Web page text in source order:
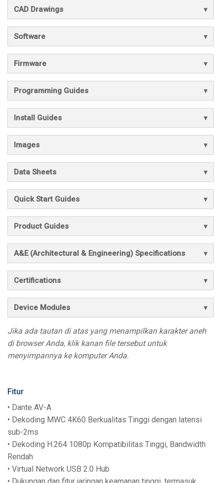
CAD Drawings
Software
Firmware
Programming Guides
Install Guides
Images
Data Sheets
Quick Start Guides
Product Guides
A&E (Architectural & Engineering) Specifications
Certifications
Device Modules
Jika ada tautan di atas yang menampilkan karakter aneh
di browser Anda, klik kanan file tersebut untuk
menyimpannya ke komputer Anda.
Fitur
• Dante AV-A
• Dekoding MWC 4K60 Berkualitas Tinggi dengan latensi
sub-2ms
• Dekoding H.264 1080p Kompatibilitas Tinggi, Bandwidth
Rendah
• Virtual Network USB 2.0 Hub